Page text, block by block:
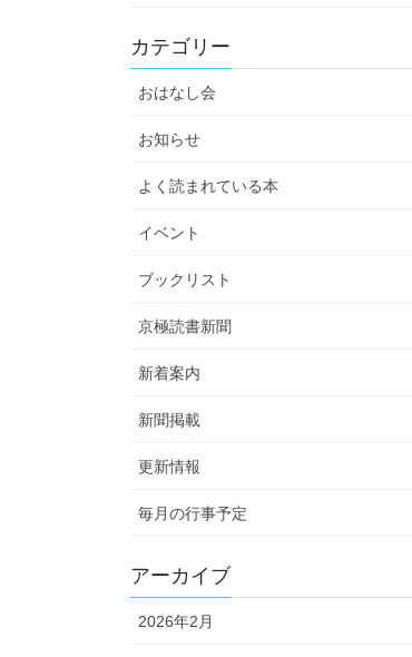
カテゴリー
おはなし会
お知らせ
よく読まれている本
イベント
ブックリスト
京極読書新聞
新着案内
新聞掲載
更新情報
毎月の行事予定
アーカイブ
2026年2月